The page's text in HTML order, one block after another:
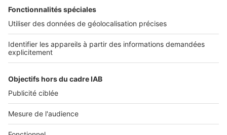
Tous nos services pro
Accès client
À DÉCOUVRIR
Annuaire des professionnels
Tout l'immobilier
Toutes les villes
Tous les départements
Toutes les régions